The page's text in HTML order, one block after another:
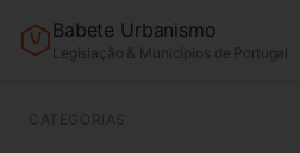
Babete Urbanismo
Legislação & Municípios de Portugal